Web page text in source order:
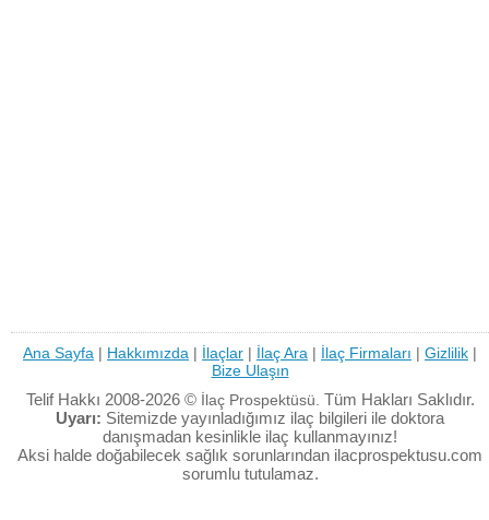
Ana Sayfa | Hakkımızda | İlaçlar | İlaç Ara | İlaç Firmaları | Gizlilik |
Bize Ulaşın
Telif Hakkı 2008-2026 © İlaç Prospektüsü. Tüm Hakları Saklıdır.
Uyarı: Sitemizde yayınladığımız ilaç bilgileri ile doktora
danışmadan kesinlikle ilaç kullanmayınız!
Aksi halde doğabilecek sağlık sorunlarından ilacprospektusu.com
sorumlu tutulamaz.